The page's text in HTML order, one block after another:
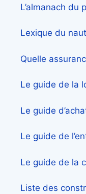
L’almanach du
Lexique du
Quelle
Le guide de la
Le guide
Le guide de
Le guide de la
Liste des